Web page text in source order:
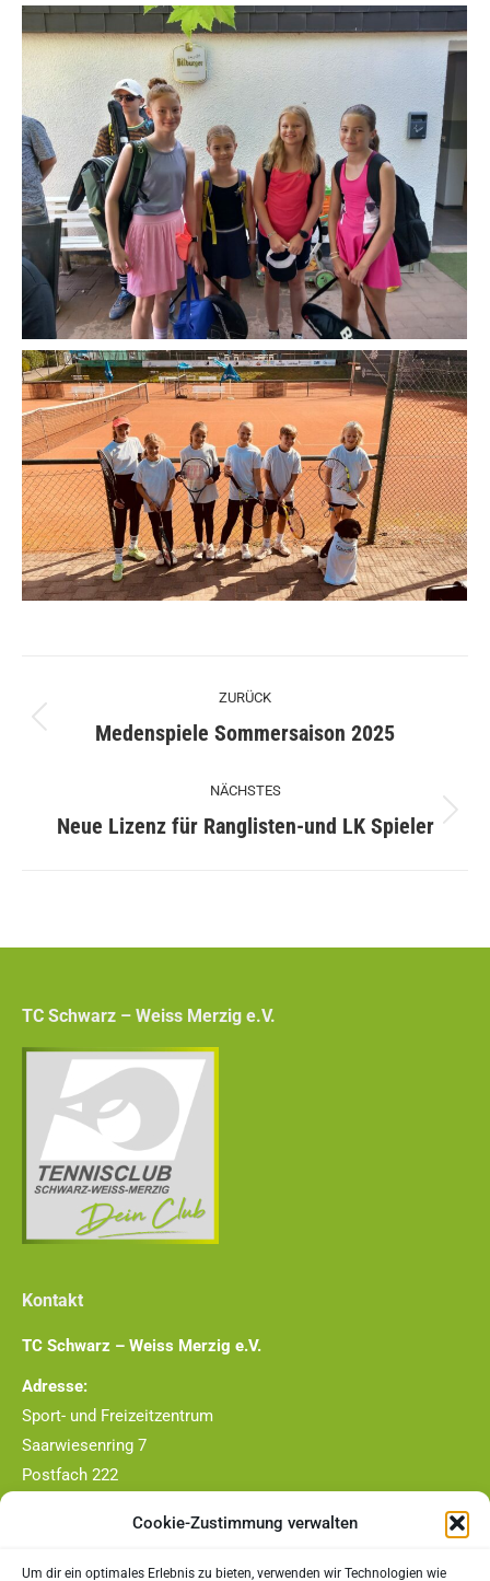
Cookie-Zustimmung verwalten
Um dir ein optimales Erlebnis zu bieten, verwenden wir Technologien wie
Kommentarnavigation
ZURÜCK
Vorheriger
Medenspiele Sommersaison 2025
NÄCHSTES
Nächster
Neue Lizenz für Ranglisten-und LK Spieler
TC Schwarz – Weiss Merzig e.V.
Kontakt
TC Schwarz – Weiss Merzig e.V.
Adresse:
Sport- und Freizeitzentrum
Saarwiesenring 7
Postfach 222
0177/4409790